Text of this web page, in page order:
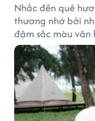
Nhắc đến quê
thương nhớ bởi
đậm sắc màu văn